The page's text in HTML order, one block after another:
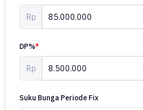
Rp
DP%*
Rp
Suku Bunga Periode Fix